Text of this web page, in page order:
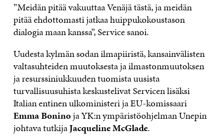
”Meidän pitää vakuuttaa Venäjä tästä, ja meidän
pitää ehdottomasti jatkaa huippukokoustason
dialogia maan kanssa”, Service sanoi.
Uudesta kylmän sodan ilmapiiristä, kansainvälisten
valtasuhteiden muutoksesta ja ilmastonmuutoksen
ja resurssiniukkuuden tuomista uusista
turvallisuusuhista keskustelivat Servicen lisäksi
Italian entinen ulkoministeri ja EU-komissaari
Emma Boninoja YK:n ympäristöohjelman Unepin
johtava tutkijaJacqueline McGlade.